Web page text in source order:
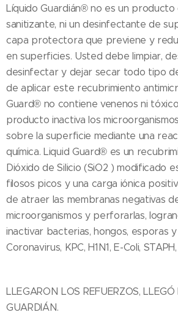
Líquido Guardián® no es un producto
sanitizante, ni un desinfectante de
capa protectora que previene y
en superficies. Usted debe limpiar,
desinfectar y dejar secar todo tipo
de aplicar este recubrimiento
Guard® no contiene venenos ni
producto inactiva los
sobre la superficie mediante una
química. Liquid Guard® es un
Dióxido de Silicio (SiO2 ) modificado
filosos picos y una carga iónica
de atraer las membranas negativas
microorganismos y perforarlas,
inactivar bacterias, hongos, esporas y
Coronavirus, KPC, H1N1, E-Coli,
LLEGARON LOS REFUERZOS, LLEGÓ
GUARDIÁN.